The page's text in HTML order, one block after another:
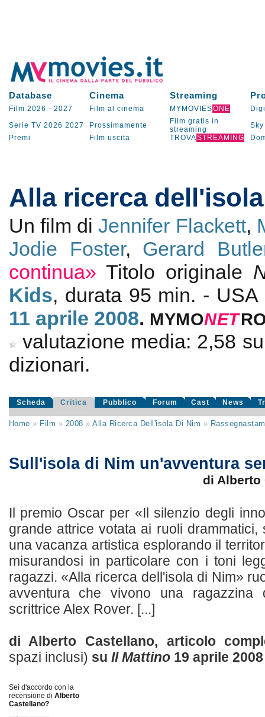
Database Cinema Streaming
Film 2026 - 2027 Film al cinema MYMOVIESONE
Serie TV 2026 2027 Prossimamente
Film gratis in
streaming
Sky
Premi
Film uscita TROVASTREAMING
Alla ricerca
Un film diJennifer Flackett,
Jodie Foster, Gerard
continua» Titolo originale
Kids, durata 95 min. - USA
11 aprile 2008. MYMONET
valutazione media: 2,58
dizionari.
Scheda Critica Pubblico Forum Cast News
Home » Film » 2008 »Alla Ricerca Dell'isola Di Nim »
Sull'isola di Nim un'avventura
di
Il premio Oscar per «Il silenzio degli
grande attrice votata ai ruoli
una vacanza artistica esplorando il
misurandosi in particolare con i toni
ragazzi. «Alla ricerca dell'isola di Nim»
avventura che vivono una
scrittrice Alex Rover. [...]
di Alberto Castellano, articolo
spazi inclusi) su Il Mattino19 aprile 2008
Sei d'accordo con la
recensione di Alberto
Castellano?